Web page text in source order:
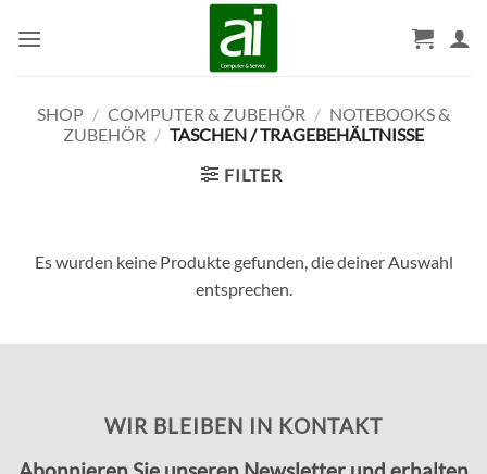
Inhalt
SHOP / COMPUTER & ZUBEHÖR / NOTEBOOKS &
ZUBEHÖR / TASCHEN / TRAGEBEHÄLTNISSE
FILTER
Es wurden keine Produkte gefunden, die deiner Auswahl
entsprechen.
WIR BLEIBEN IN KONTAKT